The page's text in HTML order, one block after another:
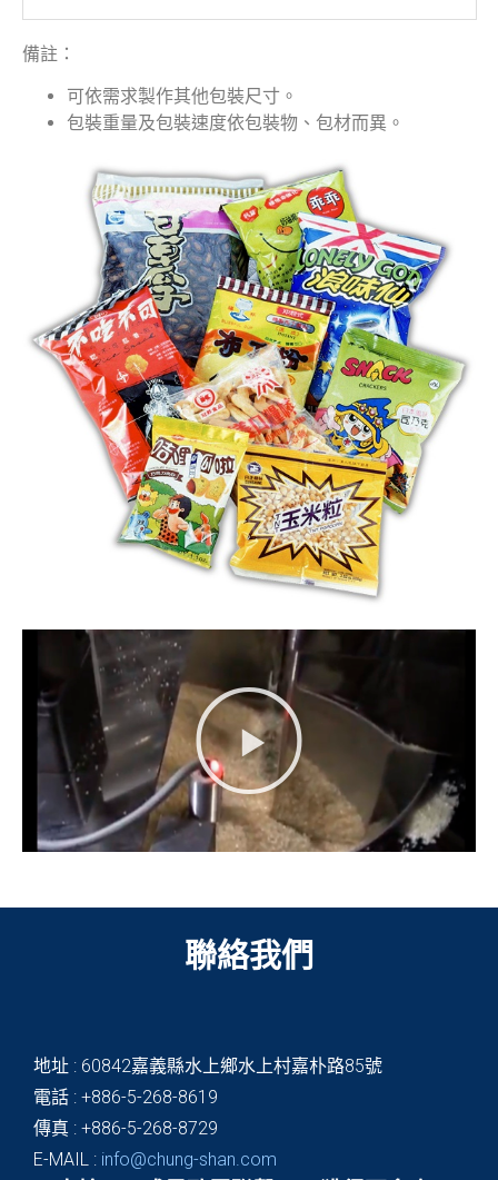
備註：
可依需求製作其他包裝尺寸。
包裝重量及包裝速度依包裝物、包材而異。
聯絡我們
地址 : 60842嘉義縣水上鄉水上村嘉朴路85號
電話 : +886-5-268-8619
傳真 : +886-5-268-8729
E-MAIL : info@chung-shan.com